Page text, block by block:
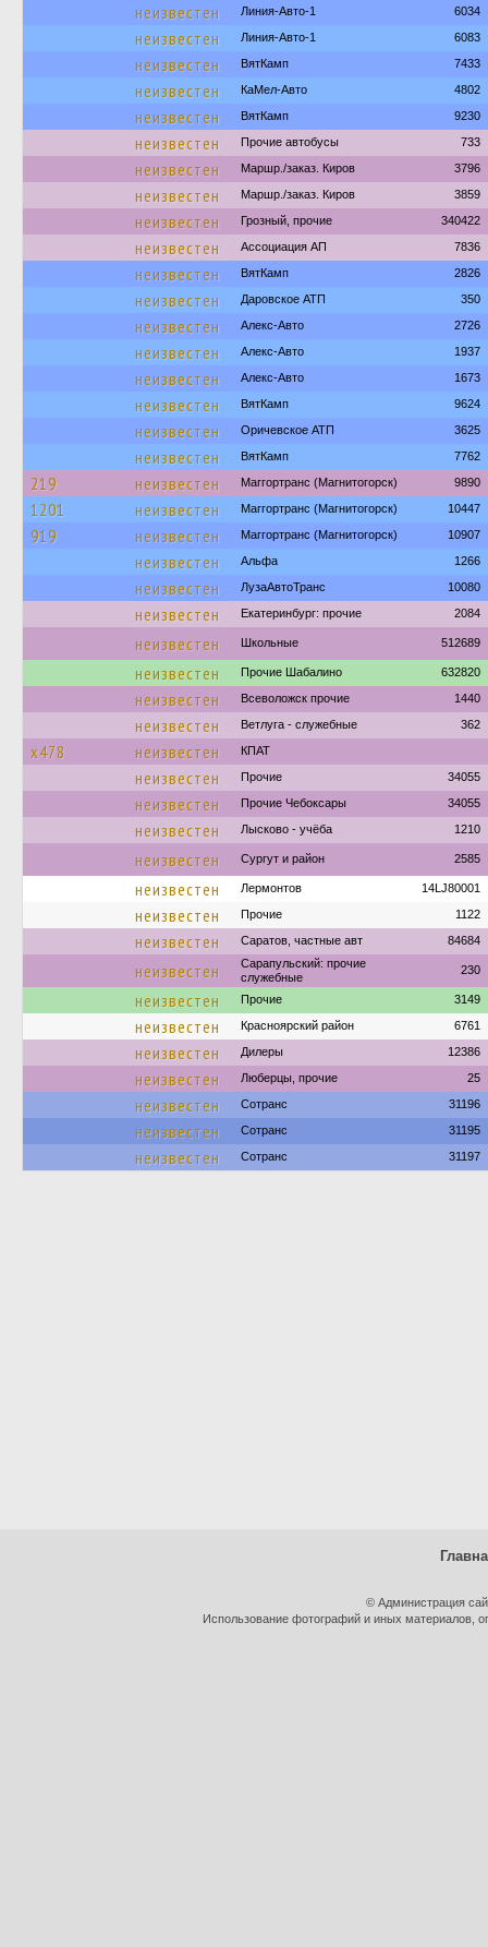
неизвестен Линия-Авто-1 6034
неизвестен Линия-Авто-1 6083
неизвестен ВятКамп 7433
неизвестен КаМел-Авто 4802
неизвестен ВятКамп 9230
неизвестен Прочие автобусы 733
неизвестен Маршр./заказ. Киров 3796
неизвестен Маршр./заказ. Киров 3859
неизвестен Грозный, прочие 340422
неизвестен Ассоциация АП 7836
неизвестен ВятКамп 2826
неизвестен Даровское АТП 350
неизвестен Алекс-Авто 2726
неизвестен Алекс-Авто 1937
неизвестен Алекс-Авто 1673
неизвестен ВятКамп 9624
неизвестен Оричевское АТП 3625
неизвестен ВятКамп 7762
219 неизвестен Маггортранс (Магнитогорск) 9890
1201 неизвестен Маггортранс (Магнитогорск) 10447
919 неизвестен Маггортранс (Магнитогорск) 10907
неизвестен Альфа 1266
неизвестен ЛузаАвтоТранс 10080
неизвестен Екатеринбург: прочие 2084
неизвестен Школьные 512689
неизвестен Прочие Шабалино 632820
неизвестен Всеволожск прочие 1440
неизвестен Ветлуга - служебные 362
х478 неизвестен КПАТ
неизвестен Прочие 34055
неизвестен Прочие Чебоксары 34055
неизвестен Лысково - учёба 1210
неизвестен Сургут и район 2585
неизвестен Лермонтов 14LJ80001
неизвестен Прочие 1122
неизвестен Саратов, частные авт 84684
неизвестен
Сарапульский: прочие
служебные
230
неизвестен Прочие 3149
неизвестен Красноярский район 6761
неизвестен Дилеры 12386
неизвестен Люберцы, прочие 25
неизвестен Сотранс 31196
неизвестен Сотранс 31195
неизвестен Сотранс 31197
© Администрация
Использование фотографий и иных материалов,